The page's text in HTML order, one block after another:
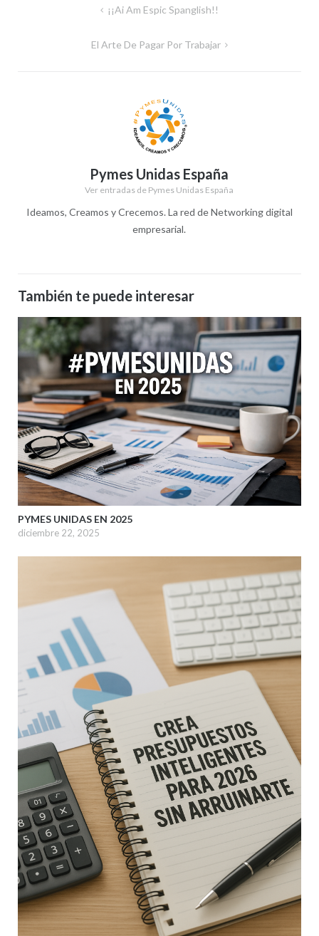
Navegación ¡¡Ai Am Espic Spanglish!!
El Arte De Pagar Por Trabajar
Pymes Unidas España
Ver entradas de Pymes Unidas España
Ideamos, Creamos y Crecemos. La red de Networking digital
empresarial.
También te puede interesar
PYMES UNIDAS EN 2025
diciembre 22, 2025